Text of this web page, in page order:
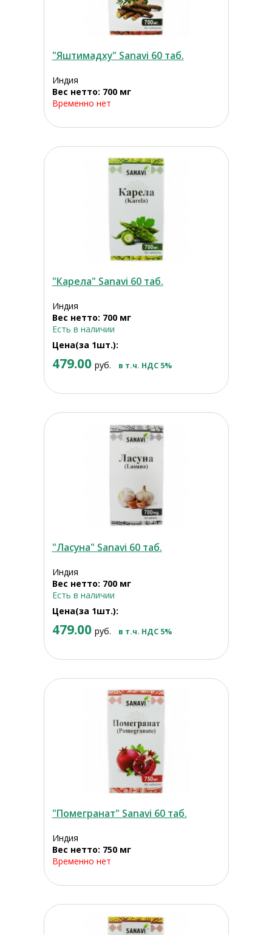
"Яштимадху" Sanavi 60 таб.
Индия
Вес нетто: 700 мг
Временно нет
"Карела" Sanavi 60 таб.
Индия
Вес нетто: 700 мг
Есть в наличии
Цена(за 1шт.):
479.00 руб. в т.ч. НДС 5%
"Ласуна" Sanavi 60 таб.
Индия
Вес нетто: 700 мг
Есть в наличии
Цена(за 1шт.):
479.00 руб. в т.ч. НДС 5%
"Помегранат" Sanavi 60 таб.
Индия
Вес нетто: 750 мг
Временно нет